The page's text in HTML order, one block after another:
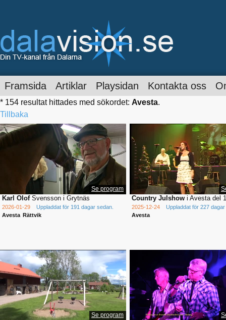
Framsida Artiklar Playsidan Kontakta oss
* 154 resultat hittades med sökordet: Avesta.
Tillbaka
Se program
Karl OlofSvensson i Grytnäs
2026-01-29
Uppladdat för 191 dagar sedan.
Avesta Rättvik
Country Julshow i Avesta del 1
2025-12-24
Uppladdat för 227
Avesta
Se program